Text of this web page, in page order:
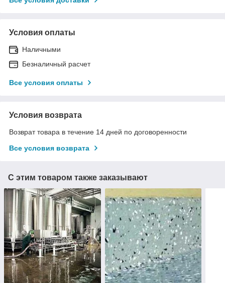
Условия оплаты
Наличными
Безналичный расчет
Все условия оплаты
Условия возврата
Возврат товара в течение 14 дней по договоренности
Все условия возврата
С этим товаром также заказывают